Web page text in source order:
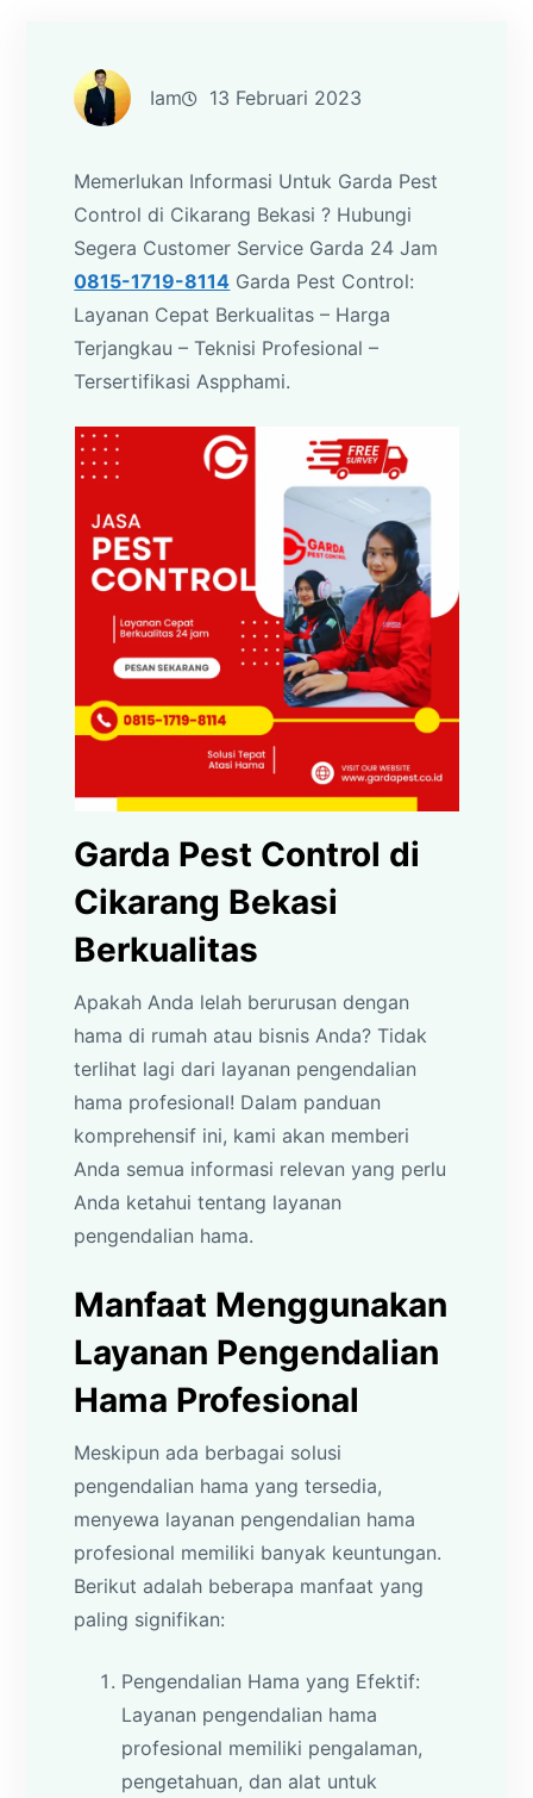
Iam 13 Februari 2023
Memerlukan Informasi Untuk Garda Pest
Control di Cikarang Bekasi ? Hubungi
Segera Customer Service Garda 24 Jam
0815-1719-8114 Garda Pest Control:
Layanan Cepat Berkualitas – Harga
Terjangkau – Teknisi Profesional –
Tersertifikasi Aspphami.
Garda Pest Control di
Cikarang Bekasi
Berkualitas
Apakah Anda lelah berurusan dengan
hama di rumah atau bisnis Anda? Tidak
terlihat lagi dari layanan pengendalian
hama profesional! Dalam panduan
komprehensif ini, kami akan memberi
Anda semua informasi relevan yang perlu
Anda ketahui tentang layanan
pengendalian hama.
Manfaat Menggunakan
Layanan Pengendalian
Hama Profesional
Meskipun ada berbagai solusi
pengendalian hama yang tersedia,
menyewa layanan pengendalian hama
profesional memiliki banyak keuntungan.
Berikut adalah beberapa manfaat yang
paling signifikan:
Pengendalian Hama yang Efektif:
Layanan pengendalian hama
profesional memiliki pengalaman,
pengetahuan, dan alat untuk